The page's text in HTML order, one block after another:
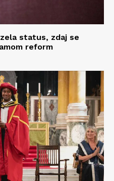
status, zdaj se
reform